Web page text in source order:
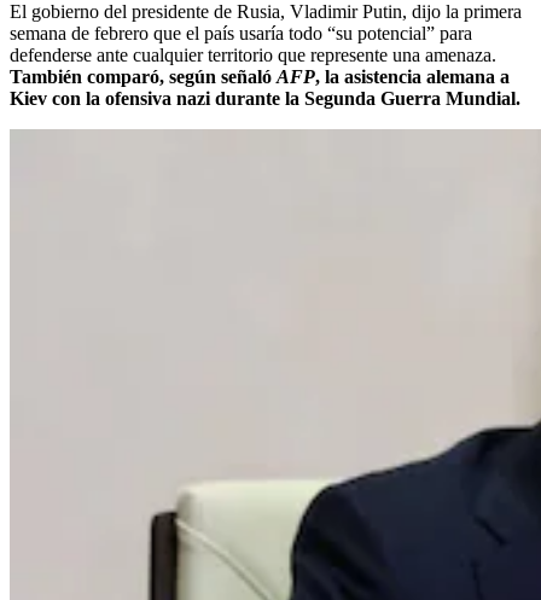
El gobierno del presidente de Rusia, Vladimir Putin, dijo la primera
semana de febrero que el país usaría todo “su potencial” para
defenderse ante cualquier territorio que represente una amenaza.
También comparó, según señaló AFP, la asistencia alemana a
Kiev con la ofensiva nazi durante la Segunda Guerra Mundial.